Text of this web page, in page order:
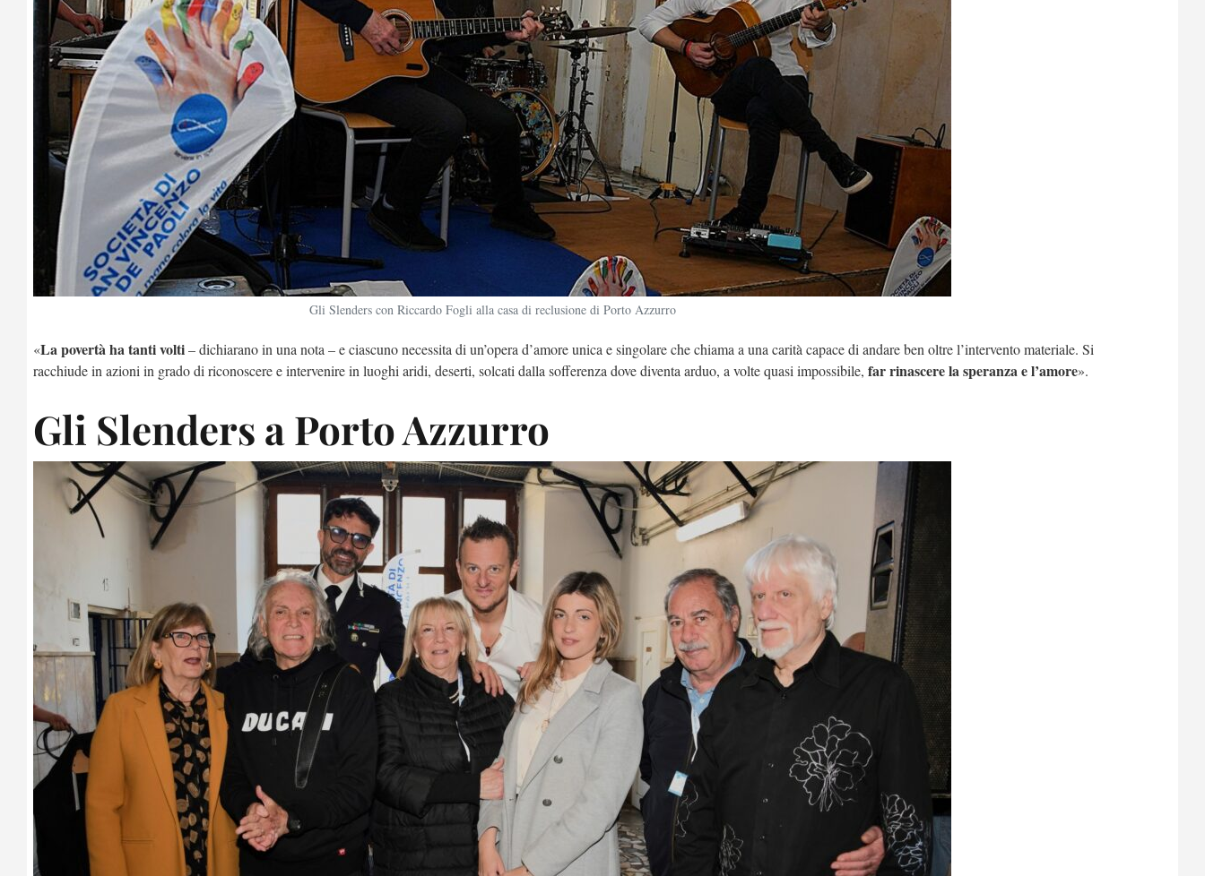
Gli Slenders con Riccardo Fogli alla casa di reclusione di Porto Azzurro
«La povertà ha tanti volti– dichiarano in una nota – e ciascuno necessita di un’opera d’amore unica e singolare che chiama a una carità capace di andare ben oltre l’intervento materiale. Si
racchiude in azioni in grado di riconoscere e intervenire in luoghi aridi, deserti, solcati dalla sofferenza dove diventa arduo, a volte quasi impossibile, far rinascere la speranza e l’amore».
Gli Slenders a Porto Azzurro